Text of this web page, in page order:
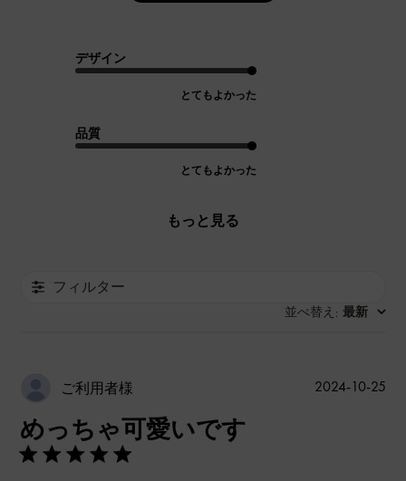
デザイン
とてもよかった
品質
とてもよかった
もっと見る
フィルター
並べ替え : 最新
ご利用者様
めっちゃ可愛いです
公
2024-10-25